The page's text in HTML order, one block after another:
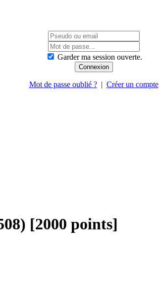
Garder ma session ouverte.
Mot de passe oublié ?| Créer un compte
[2000 points]